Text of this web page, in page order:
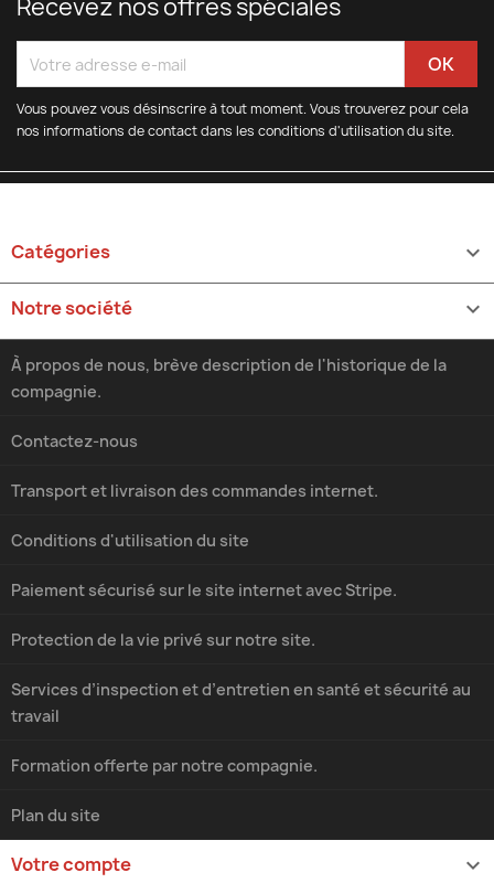
Recevez nos offres spéciales
Vous pouvez vous désinscrire à tout moment. Vous trouverez pour cela
nos informations de contact dans les conditions d'utilisation du site.
Catégories 
Notre société 
Transport et livraison des commandes internet.
Conditions d'utilisation du site
À propos de nous, brève description de l'historique de la
compagnie.
Paiement sécurisé sur le site internet avec Stripe.
Protection de la vie privé sur notre site.
Services d’inspection et d’entretien en santé et sécurité au
travail
Formation offerte par notre compagnie.
Contactez-nous
Plan du site
Votre compte 